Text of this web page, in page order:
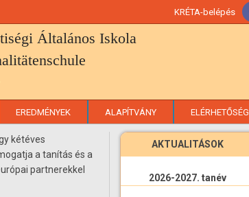
KRÉTA-belépés
Általános Iskola
EREDMÉNYEK ALAPÍTVÁNY ELÉRHETŐSÉG
kétéves
a tanítás és a
partnerekkel
AKTUALITÁSOK
2026-2027. tanév